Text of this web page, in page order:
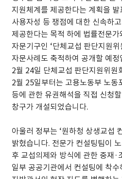
지원체계를 제공한다는 계획을 발
사용자성 등 쟁점에 대한 신속하
제공한다는 목적 하에 법률전문
자문기구인 ‘단체교섭 판단지원
자문사례도 축적하여 공개할 예
2월 24일 단체교섭 판단지원위원
2월 25일부터는 고용노동부 노동
등에 관한 유권해석을 직접 신청
창구가 개설되었습니다.
아울러 정부는 ‘원하청 상생교섭
밝혔습니다. 전문가 컨설팅팀이
후 교섭의제와 방식에 관한 중재·
일부 공공기관에서 컨설팅에 착